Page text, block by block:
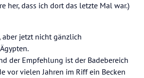
her, dass ich dort das letzte Mal war.)
aber jetzt nicht gänzlich
der Empfehlung ist der Badebereich
vor vielen Jahren im Riff ein Becken